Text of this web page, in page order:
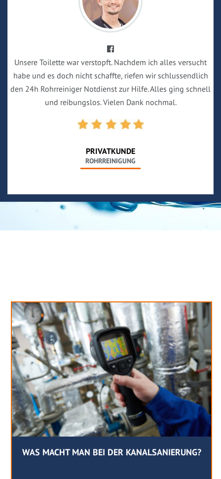
Unsere Toilette war verstopft. Nachdem ich alles versucht
habe und es doch nicht schaffte, riefen wir schlussendlich
den 24h Rohrreiniger Notdienst zur Hilfe. Alles ging schnell
und reibungslos. Vielen Dank nochmal.
PRIVATKUNDE
ROHRREINIGUNG
WAS MACHT MAN BEI DER KANALSANIERUNG?